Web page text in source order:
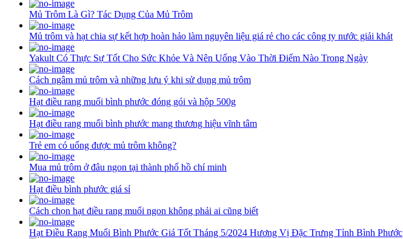
Mủ Trôm Là Gì? Tác Dụng Của Mủ Trôm
Mủ trôm và hạt chia sự kết hợp hoàn hảo làm nguyên liệu giá rẻ cho các công ty nước giải khát
Yakult Có Thực Sự Tốt Cho Sức Khỏe Và Nên Uống Vào Thời Điểm Nào Trong Ngày
Cách ngâm mủ trôm và những lưu ý khi sử dụng mủ trôm
Hạt điều rang muối bình phước đóng gói và hộp 500g
Hạt điều rang muối bình phước mang thương hiệu vĩnh tâm
Trẻ em có uống được mủ trôm không?
Mua mủ trôm ở đâu ngon tại thành phố hồ chí minh
Hạt điều bình phước giá sỉ
Cách chọn hạt điều rang muối ngon không phải ai cũng biết
Hạt Điều Rang Muối Bình Phước Giá Tốt Tháng 5/2024 Hương Vị Đặc Trưng Tỉnh Bình Phước